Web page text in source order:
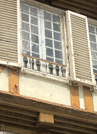
de
potentiel